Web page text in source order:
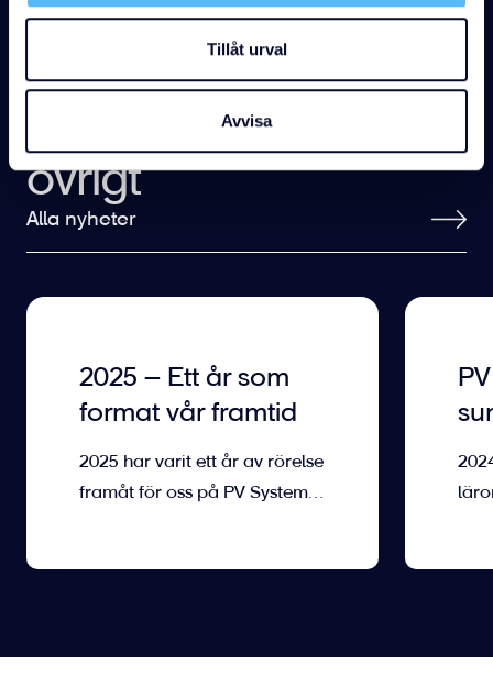
Tillåt urval
Avvisa
Nyheter inom
övrigt
Alla nyheter
2025 – Ett år som
format vår framtid
2025 har varit ett år av rörelse
framåt för oss på PV Systems.